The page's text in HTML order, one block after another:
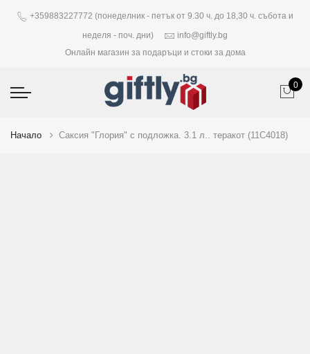
+359883227772 (понеделник - петък от 9.30 ч. до 18,30 ч. събота и
неделя - поч. дни)
info@giftly.bg
Онлайн магазин за подаръци и стоки за дома
0
Начало Саксия "Глория" с подложка. 3.1 л.. теракот (11C4018)